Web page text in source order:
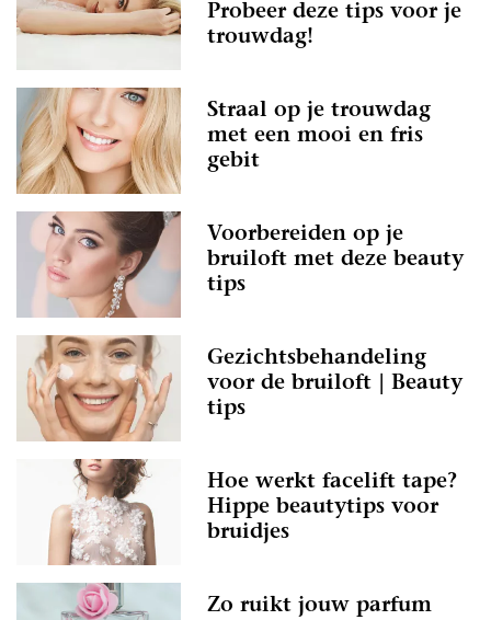
Probeer deze tips voor je
trouwdag!
Straal op je trouwdag
met een mooi en fris
gebit
Voorbereiden op je
bruiloft met deze beauty
tips
Gezichtsbehandeling
voor de bruiloft | Beauty
tips
Hoe werkt facelift tape?
Hippe beautytips voor
bruidjes
Zo ruikt jouw parfum